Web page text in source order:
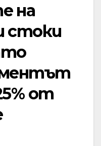
на
стоки
от